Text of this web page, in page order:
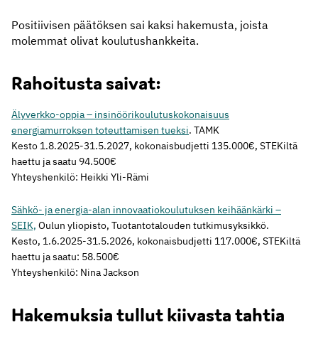
Positiivisen päätöksen sai kaksi hakemusta, joista
molemmat olivat koulutushankkeita.
Rahoitusta saivat:
Älyverkko-oppia – insinöörikoulutuskokonaisuus
energiamurroksen toteuttamisen tueksi. TAMK
Kesto 1.8.2025-31.5.2027, kokonaisbudjetti 135.000€, STEKiltä
haettu ja saatu 94.500€
Yhteyshenkilö: Heikki Yli-Rämi
Sähkö- ja energia-alan innovaatiokoulutuksen keihäänkärki –
SEIK, Oulun yliopisto, Tuotantotalouden tutkimusyksikkö.
Kesto, 1.6.2025-31.5.2026, kokonaisbudjetti 117.000€, STEKiltä
haettu ja saatu: 58.500€
Yhteyshenkilö: Nina Jackson
Hakemuksia tullut kiivasta tahtia